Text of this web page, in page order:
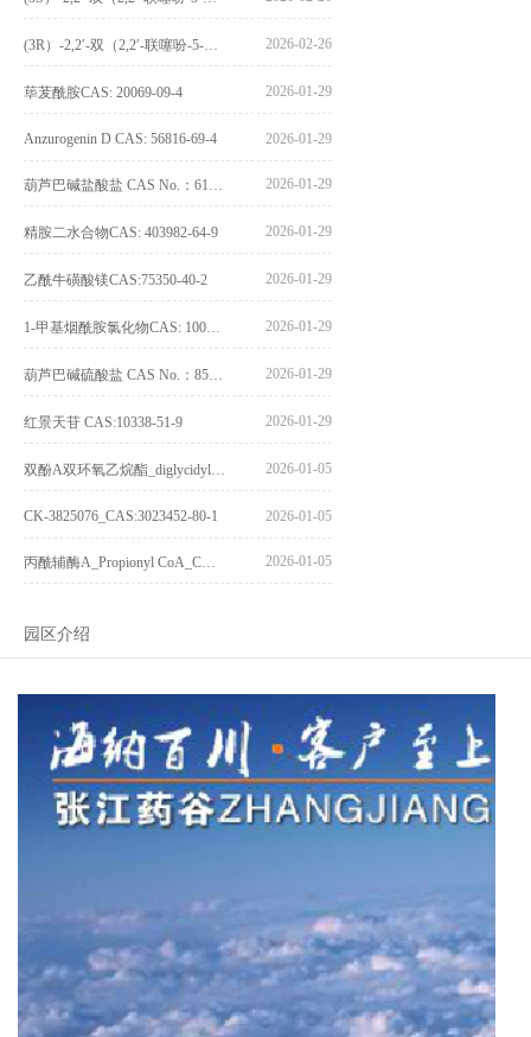
2026-02-26
荜茇酰胺CAS: 20069-09-4 2026-01-29
Anzurogenin D CAS: 56816-69-4 2026-01-29
2026-01-29
精胺二水合物CAS: 403982-64-9 2026-01-29
乙酰牛磺酸镁CAS:75350-40-2 2026-01-29
2026-01-29
2026-01-29
红景天苷 CAS:10338-51-9 2026-01-29
2026-01-05
CK-3825076_CAS:3023452-80-1 2026-01-05
2026-01-05
园区介绍